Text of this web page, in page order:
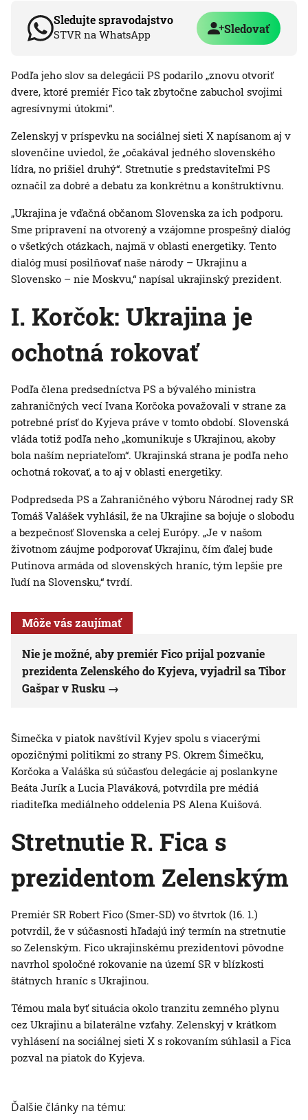
Sledujte spravodajstvo
STVR na WhatsApp Sledovať
Podľa jeho slov sa delegácii PS podarilo „znovu otvoriť
dvere, ktoré premiér Fico tak zbytočne zabuchol svojimi
agresívnymi útokmi“.
Zelenskyj v príspevku na sociálnej sieti X napísanom aj v
slovenčine uviedol, že „očakával jedného slovenského
lídra, no prišiel druhý“. Stretnutie s predstaviteľmi PS
označil za dobré a debatu za konkrétnu a konštruktívnu.
„Ukrajina je vďačná občanom Slovenska za ich podporu.
Sme pripravení na otvorený a vzájomne prospešný dialóg
o všetkých otázkach, najmä v oblasti energetiky. Tento
dialóg musí posilňovať naše národy – Ukrajinu a
Slovensko – nie Moskvu,“ napísal ukrajinský prezident.
I. Korčok: Ukrajina je
ochotná rokovať
Podľa člena predsedníctva PS a bývalého ministra
zahraničných vecí Ivana Korčoka považovali v strane za
potrebné prísť do Kyjeva práve v tomto období. Slovenská
vláda totiž podľa neho „komunikuje s Ukrajinou, akoby
bola naším nepriateľom“. Ukrajinská strana je podľa neho
ochotná rokovať, a to aj v oblasti energetiky.
Podpredseda PS a Zahraničného výboru Národnej rady SR
Tomáš Valášek vyhlásil, že na Ukrajine sa bojuje o slobodu
a bezpečnosť Slovenska a celej Európy. „Je v našom
životnom záujme podporovať Ukrajinu, čím ďalej bude
Putinova armáda od slovenských hraníc, tým lepšie pre
ľudí na Slovensku,“ tvrdí.
Môže vás zaujímať
Nie je možné, aby premiér Fico prijal pozvanie
prezidenta Zelenského do Kyjeva, vyjadril sa Tibor
Gašpar v Rusku
Šimečka v piatok navštívil Kyjev spolu s viacerými
opozičnými politikmi zo strany PS. Okrem Šimečku,
Korčoka a Valáška sú súčasťou delegácie aj poslankyne
Beáta Jurík a Lucia Plaváková, potvrdila pre médiá
riaditeľka mediálneho oddelenia PS Alena Kuišová.
Stretnutie R. Fica s
prezidentom Zelenským
Premiér SR Robert Fico (Smer-SD) vo štvrtok (16. 1.)
potvrdil, že v súčasnosti hľadajú iný termín na stretnutie
so Zelenským. Fico ukrajinskému prezidentovi pôvodne
navrhol spoločné rokovanie na území SR v blízkosti
štátnych hraníc s Ukrajinou.
Témou mala byť situácia okolo tranzitu zemného plynu
cez Ukrajinu a bilaterálne vzťahy. Zelenskyj v krátkom
vyhlásení na sociálnej sieti X s rokovaním súhlasil a Fica
pozval na piatok do Kyjeva.
Ďalšie články na tému: